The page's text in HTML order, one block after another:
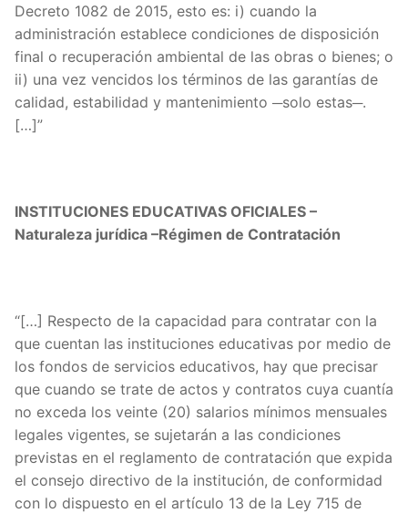
Decreto 1082 de 2015, esto es: i) cuando la
administración establece condiciones de disposición
final o recuperación ambiental de las obras o bienes; o
ii) una vez vencidos los términos de las garantías de
calidad, estabilidad y mantenimiento ─solo estas─.
[…]”
INSTITUCIONES EDUCATIVAS OFICIALES –
Naturaleza jurídica –Régimen de Contratación
“[…] Respecto de la capacidad para contratar con la
que cuentan las instituciones educativas por medio de
los fondos de servicios educativos, hay que precisar
que cuando se trate de actos y contratos cuya cuantía
no exceda los veinte (20) salarios mínimos mensuales
legales vigentes, se sujetarán a las condiciones
previstas en el reglamento de contratación que expida
el consejo directivo de la institución, de conformidad
con lo dispuesto en el artículo 13 de la Ley 715 de